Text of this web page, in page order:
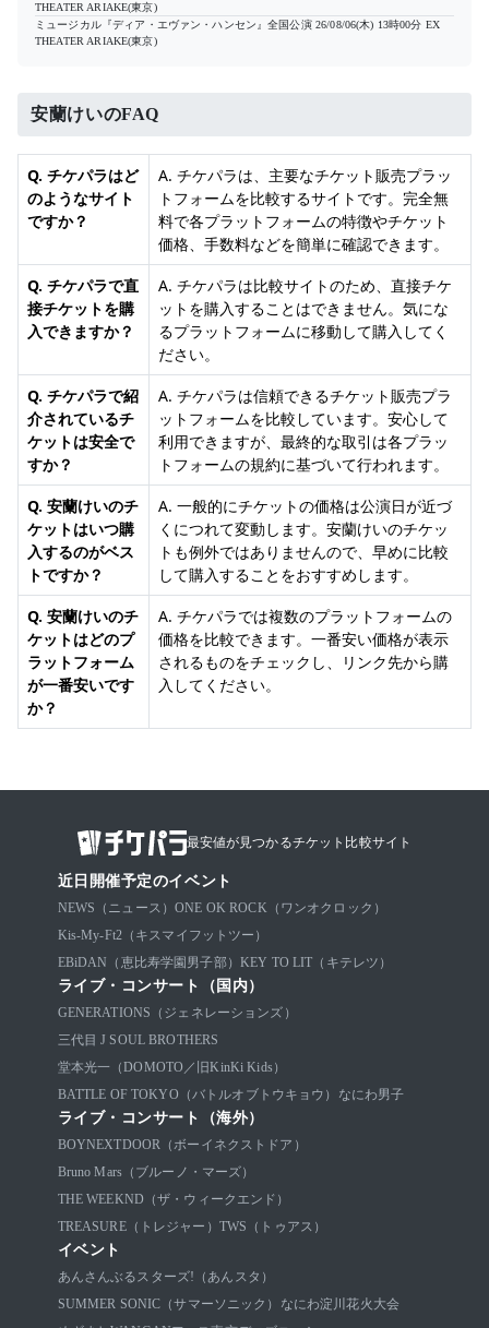
THEATER ARIAKE(東京)
ミュージカル『ディア・エヴァン・ハンセン』全国公演 26/08/06(木) 13時00分 EX
THEATER ARIAKE(東京)
安蘭けいのFAQ
Q. チケパラはど
のようなサイト
ですか？
A. チケパラは、主要なチケット販売プラッ
トフォームを比較するサイトです。完全無
料で各プラットフォームの特徴やチケット
価格、手数料などを簡単に確認できます。
Q. チケパラで直
接チケットを購
入できますか？
A. チケパラは比較サイトのため、直接チケ
ットを購入することはできません。気にな
るプラットフォームに移動して購入してく
ださい。
Q. チケパラで紹
介されているチ
ケットは安全で
すか？
A. チケパラは信頼できるチケット販売プラ
ットフォームを比較しています。安心して
利用できますが、最終的な取引は各プラッ
トフォームの規約に基づいて行われます。
Q. 安蘭けいのチ
ケットはいつ購
入するのがベス
トですか？
A. 一般的にチケットの価格は公演日が近づ
くにつれて変動します。安蘭けいのチケッ
トも例外ではありませんので、早めに比較
して購入することをおすすめします。
Q. 安蘭けいのチ
ケットはどのプ
ラットフォーム
が一番安いです
か？
A. チケパラでは複数のプラットフォームの
価格を比較できます。一番安い価格が表示
されるものをチェックし、リンク先から購
入してください。
最安値が見つかるチケット比較サイト
近日開催予定のイベント
NEWS（ニュース） ONE OK ROCK（ワンオクロック）
Kis-My-Ft2（キスマイフットツー）
EBiDAN（恵比寿学園男子部） KEY TO LIT（キテレツ）
ライブ・コンサート（国内）
GENERATIONS（ジェネレーションズ）
三代目 J SOUL BROTHERS
堂本光一（DOMOTO／旧KinKi Kids）
BATTLE OF TOKYO（バトルオブトウキョウ）
なにわ男子
ライブ・コンサート（海外）
BOYNEXTDOOR（ボーイネクストドア）
Bruno Mars（ブルーノ・マーズ）
THE WEEKND（ザ・ウィークエンド）
TREASURE（トレジャー） TWS（トゥアス）
イベント
あんさんぶるスターズ!（あんスタ）
SUMMER SONIC（サマーソニック） なにわ淀川花火大会